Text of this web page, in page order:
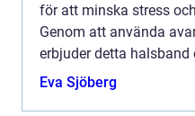
för att minska stress
Genom att använda
erbjuder detta halsband
utan biverkningar. Med
Eva Sjöberg